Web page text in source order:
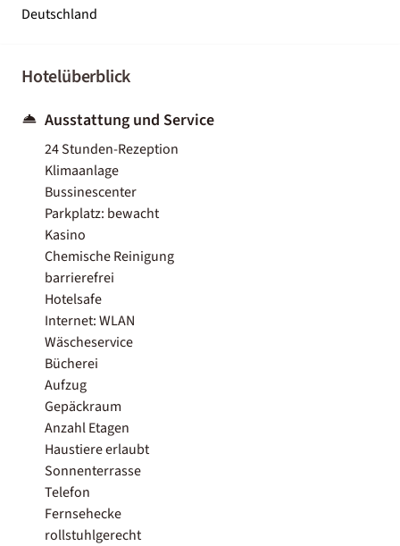
Deutschland
Hotelüberblick
Ausstattung und Service
24 Stunden-Rezeption
Klimaanlage
Bussinescenter
Parkplatz: bewacht
Kasino
Chemische Reinigung
barrierefrei
Hotelsafe
Internet: WLAN
Wäscheservice
Bücherei
Aufzug
Gepäckraum
Anzahl Etagen
Haustiere erlaubt
Sonnenterrasse
Telefon
Fernsehecke
rollstuhlgerecht